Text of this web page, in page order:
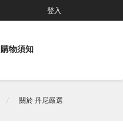
登入
購物須知
關於 丹尼嚴選